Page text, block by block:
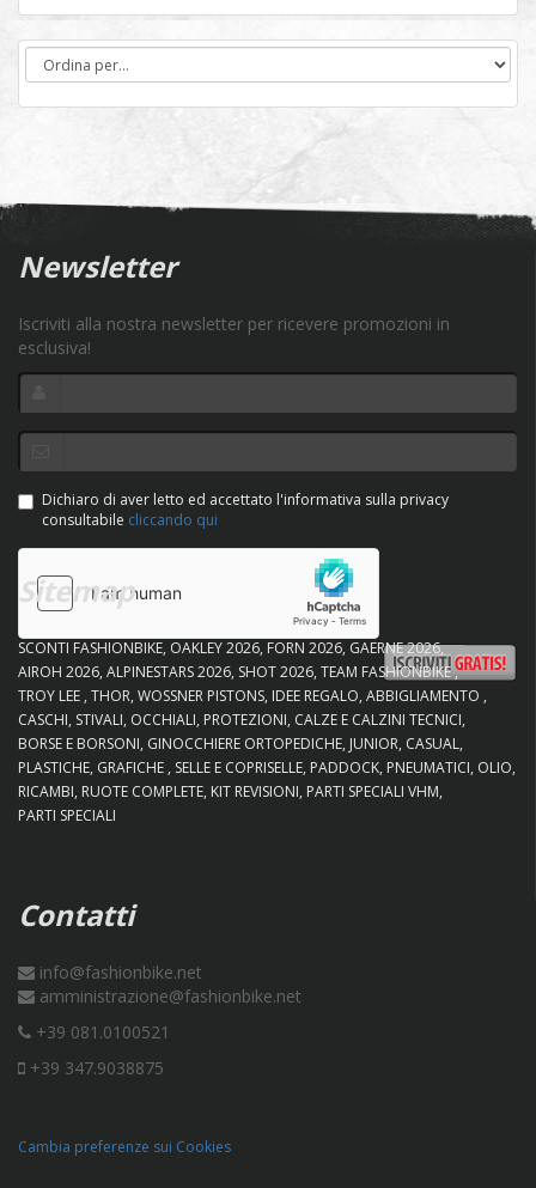
Newsletter
Iscriviti alla nostra newsletter per ricevere promozioni in
esclusiva!
Dichiaro di aver letto ed accettato l'informativa sulla privacy
consultabile cliccando qui
Sitemap
SCONTI FASHIONBIKE OAKLEY 2026 FORN 2026 GAERNE 2026
AIROH 2026 ALPINESTARS 2026 SHOT 2026 TEAM FASHIONBIKE
TROY LEE THOR WOSSNER PISTONS IDEE REGALO ABBIGLIAMENTO
CASCHI STIVALI OCCHIALI PROTEZIONI CALZE E CALZINI TECNICI
BORSE E BORSONI GINOCCHIERE ORTOPEDICHE JUNIOR CASUAL
PLASTICHE GRAFICHE SELLE E COPRISELLE PADDOCK PNEUMATICI OLIO
RICAMBI RUOTE COMPLETE KIT REVISIONI PARTI SPECIALI VHM
PARTI SPECIALI
Contatti
info@fashionbike.net
amministrazione@fashionbike.net
+39 081.0100521
+39 347.9038875
Cambia preferenze sui Cookies